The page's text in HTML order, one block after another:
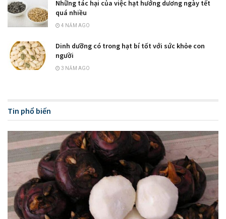
Những tác hại của việc hạt hướng dương ngày tết
quá nhiều
4 NĂM AGO
Dinh dưỡng có trong hạt bí tốt với sức khỏe con
người
3 NĂM AGO
Tin phổ biến